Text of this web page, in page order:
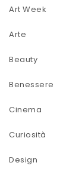
Art Week
Arte
Beauty
Benessere
Cinema
Curiosità
Design